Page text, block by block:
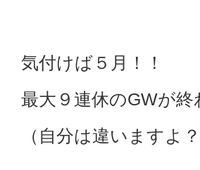
気付けば５月！！
最大９連休のGWが
（自分は違いますよ